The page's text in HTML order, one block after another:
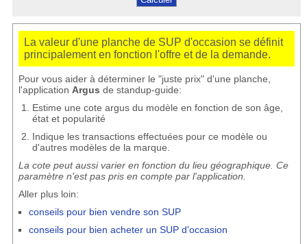
La valeur d'une planche de SUP d'occasion se définit
principalement en fonction l'offre et de la demande.
Pour vous aider à déterminer le "juste prix" d'une planche,
l'application Argus de standup-guide:
Estime une cote argus du modèle en fonction de son âge,
état et popularité
Indique les transactions effectuées pour ce modèle ou
d'autres modèles de la marque.
La cote peut aussi varier en fonction du lieu géographique. Ce
paramètre n'est pas pris en compte par l'application.
Aller plus loin:
conseils pour bien vendre son SUP
conseils pour bien acheter un SUP d'occasion